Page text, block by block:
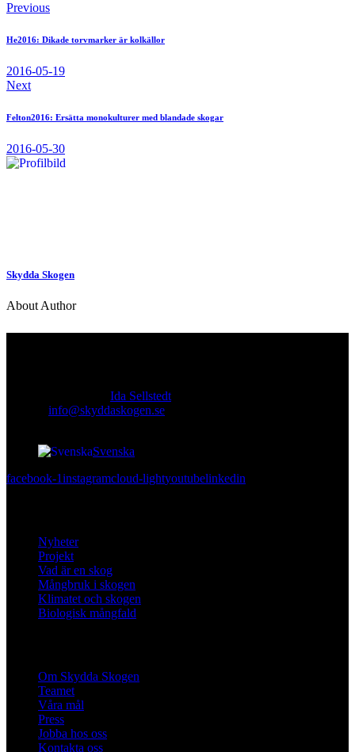
Previous
He2016: Dikade torvmarker är kolkällor
2016-05-19
Next
Felton2016: Ersätta monokulturer med blandade skogar
2016-05-30
Skydda Skogen
About Author
Ida Sellstedt
info@skyddaskogen.se
Svenska
facebook-1instagramcloud-lightyoutubelinkedin
Nyheter
Projekt
Vad är en skog
Mångbruk i skogen
Klimatet och skogen
Biologisk mångfald
Om Skydda Skogen
Teamet
Våra mål
Press
Jobba hos oss
Kontakta oss